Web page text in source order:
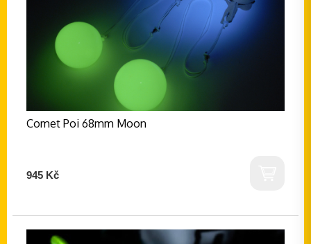
Comet Poi 68mm Moon
945 Kč